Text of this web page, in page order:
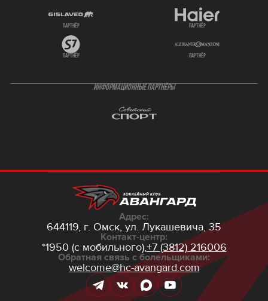
партнёр партнёр
партнёр партнёр
ИНФОРМАЦИОННЫЕ ПАРТНЁРЫ
Адрес:
644119, г. Омск, ул. Лукашевича, 35
Контакт-центр:
*1950 (с мобильного),+7 (3812) 216006
Обратная связь с болельщиками:
welcome@hc-avangard.com